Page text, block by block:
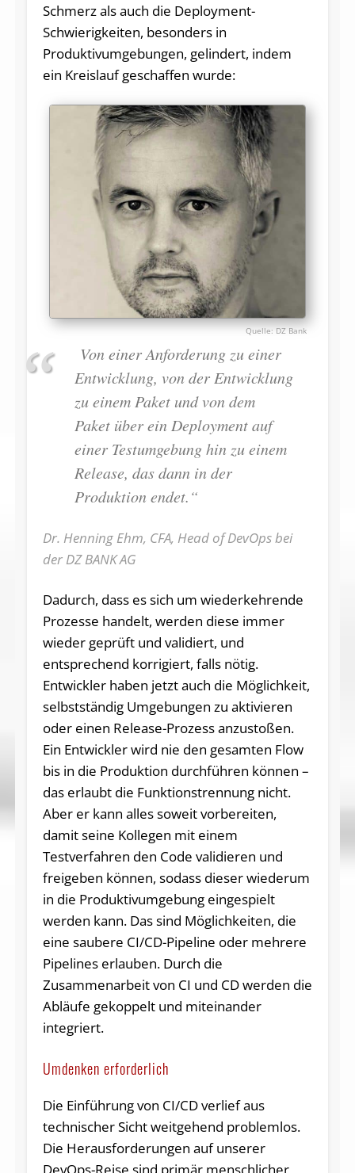
Schmerz als auch die Deployment-
Schwierigkeiten, besonders in
Produktivumgebungen, gelindert, indem
ein Kreislauf geschaffen wurde:
DZ Bank
Von einer Anforderung zu einer
Entwicklung, von der Entwicklung
zu einem Paket und von dem
Paket über ein Deployment auf
einer Testumgebung hin zu einem
Release, das dann in der
Produktion endet.“
Dr. Henning Ehm, CFA, Head of DevOps bei
der DZ BANK AG
Dadurch, dass es sich um wiederkehrende
Prozesse handelt, werden diese immer
wieder geprüft und validiert, und
entsprechend korrigiert, falls nötig.
Entwickler haben jetzt auch die Möglichkeit,
selbstständig Umgebungen zu aktivieren
oder einen Release-Prozess anzustoßen.
Ein Entwickler wird nie den gesamten Flow
bis in die Produktion durchführen können –
das erlaubt die Funktionstrennung nicht.
Aber er kann alles soweit vorbereiten,
damit seine Kollegen mit einem
Testverfahren den Code validieren und
freigeben können, sodass dieser wiederum
in die Produktivumgebung eingespielt
werden kann. Das sind Möglichkeiten, die
eine saubere CI/CD-Pipeline oder mehrere
Pipelines erlauben. Durch die
Zusammenarbeit von CI und CD werden die
Abläufe gekoppelt und miteinander
integriert.
Umdenken erforderlich
Die Einführung von CI/CD verlief aus
technischer Sicht weitgehend problemlos.
Die Herausforderungen auf unserer